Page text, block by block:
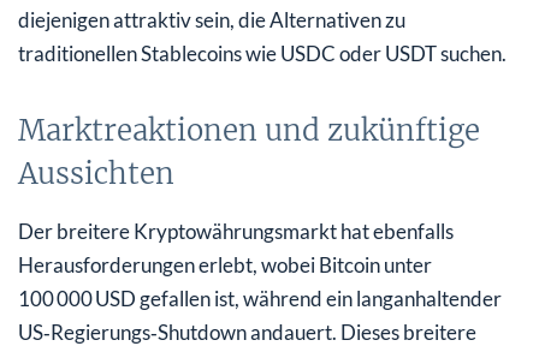
diejenigen attraktiv sein, die Alternativen zu
traditionellen Stablecoins wie USDC oder USDT suchen.
Marktreaktionen und zukünftige
Aussichten
Der breitere Kryptowährungsmarkt hat ebenfalls
Herausforderungen erlebt, wobei Bitcoin unter
100 000 USD gefallen ist, während ein langanhaltender
US‑Regierungs‑Shutdown andauert. Dieses breitere